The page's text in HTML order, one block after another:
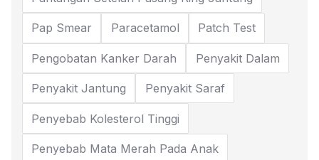
Pap Smear Paracetamol Patch Test
Pengobatan Kanker Darah Penyakit Dalam
Penyakit Jantung Penyakit Saraf
Penyebab Kolesterol Tinggi
Penyebab Mata Merah Pada Anak